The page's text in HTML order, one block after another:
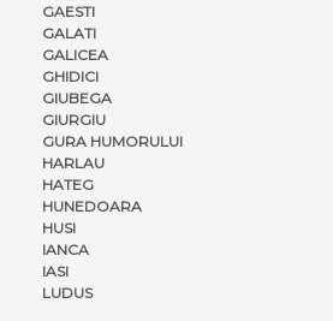
GAESTI
GALATI
GALICEA
GHIDICI
GIUBEGA
GIURGIU
GURA HUMORULUI
HARLAU
HATEG
HUNEDOARA
HUSI
IANCA
IASI
LUDUS